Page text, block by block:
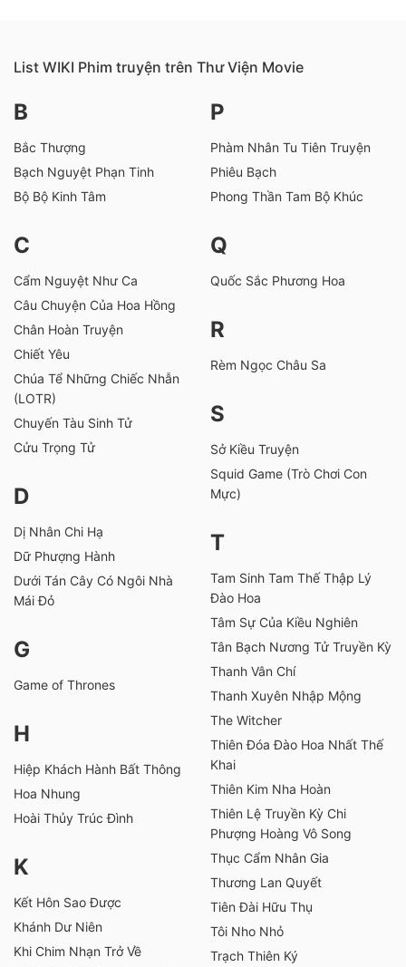
List WIKI Phim truyện trên Thư Viện Movie
B
Bắc Thượng
Bạch Nguyệt Phạn Tinh
Bộ Bộ Kinh Tâm
C
Cẩm Nguyệt Như Ca
Câu Chuyện Của Hoa Hồng
Chân Hoàn Truyện
Chiết Yêu
Chúa Tể Những Chiếc Nhẫn
(LOTR)
Chuyến Tàu Sinh Tử
Cửu Trọng Tử
D
Dị Nhân Chi Hạ
Dữ Phượng Hành
Dưới Tán Cây Có Ngôi Nhà
Mái Đỏ
G
Game of Thrones
H
Hiệp Khách Hành Bất Thông
Hoa Nhung
Hoài Thủy Trúc Đình
K
Kết Hôn Sao Được
Khánh Dư Niên
Khi Chim Nhạn Trở Về
P
Phàm Nhân Tu Tiên Truyện
Phiêu Bạch
Phong Thần Tam Bộ Khúc
Q
Quốc Sắc Phương Hoa
R
Rèm Ngọc Châu Sa
S
Sở Kiều Truyện
Squid Game (Trò Chơi Con
Mực)
T
Tam Sinh Tam Thế Thập Lý
Đào Hoa
Tâm Sự Của Kiều Nghiên
Tân Bạch Nương Tử Truyền Kỳ
Thanh Vân Chí
Thanh Xuyên Nhập Mộng
The Witcher
Thiên Đóa Đào Hoa Nhất Thế
Khai
Thiên Kim Nha Hoàn
Thiên Lệ Truyền Kỳ Chi
Phượng Hoàng Vô Song
Thục Cẩm Nhân Gia
Thương Lan Quyết
Tiên Đài Hữu Thụ
Tôi Nho Nhỏ
Trạch Thiên Ký